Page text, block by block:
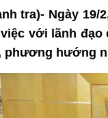
tra)- Ngày 19/
với lãnh đạo
phương hướng